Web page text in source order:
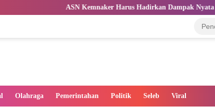
Kemnaker Harus Hadirkan Dampak Nyata bagi Masyarakat
Olahraga Pemerintahan Politik Seleb Viral